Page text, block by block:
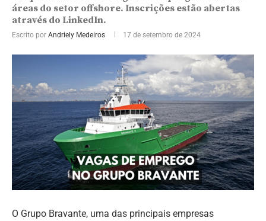
áreas do setor offshore. Inscrições estão abertas
através do LinkedIn.
Escrito por Andriely Medeiros 17 de setembro de 2024
O Grupo Bravante, uma das principais empresas